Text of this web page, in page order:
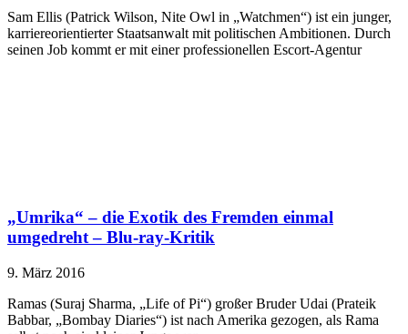
Sam Ellis (Patrick Wilson, Nite Owl in „Watchmen“) ist ein junger,
karriereorientierter Staatsanwalt mit politischen Ambitionen. Durch
seinen Job kommt er mit einer professionellen Escort-Agentur
„Umrika“ – die Exotik des Fremden einmal
umgedreht – Blu-ray-Kritik
9. März 2016
Ramas (Suraj Sharma, „Life of Pi“) großer Bruder Udai (Prateik
Babbar, „Bombay Diaries“) ist nach Amerika gezogen, als Rama